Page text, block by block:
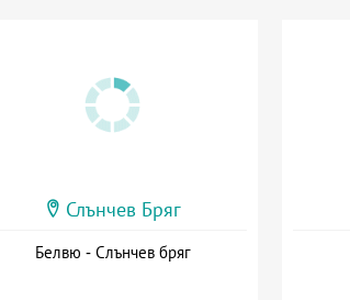
Слънчев Бряг
Белвю - Слънчев бряг